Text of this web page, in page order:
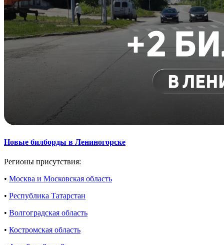
Новые билборды в Лениногорске
Регионы присутствия:
• Москва и Московская область
• Республика Татарстан
• Волгоградская область
• Костромская область